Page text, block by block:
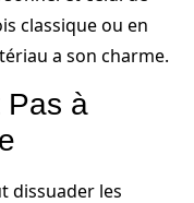
classique ou en
a son charme.
Pas à
dissuader les